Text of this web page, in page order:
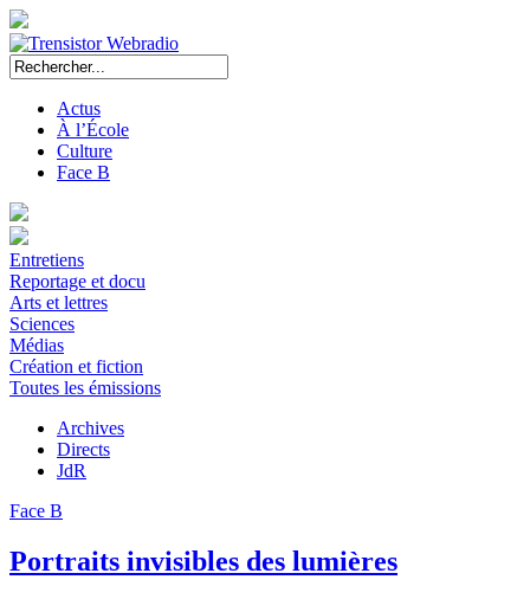
Actus
À l’École
Culture
Face B
Entretiens
Reportage et docu
Arts et lettres
Sciences
Médias
Création et fiction
Toutes les émissions
Archives
Directs
JdR
Face B
Portraits invisibles des lumières